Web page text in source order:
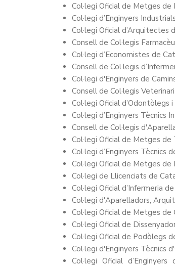
Col·legi Oficial de Metges de
Col·legi d’Enginyers
Col·legi Oficial d’Arquitectes
Consell de Col·legis
Col·legi d’Economistes de
Consell de Col·legis
Col·legi d'Enginyers de
Consell de Col·legis
Col·legi Oficial
Col·legi d’Enginyers Tècnics
Consell de Col·legis
Col·legi Oficial de Metges de
Col·legi d’Enginyers Tècnics
Col·legi Oficial de Metges de
Col·legi de Llicenciats de
Col·legi Oficial d’Infermeria
Col·legi d'Aparelladors,
Col·legi Oficial de Metges de
Col·legi Oficial de
Col·legi Oficial de Podòlegs
Col·legi d'Enginyers Tècnics
Col·legi Oficial